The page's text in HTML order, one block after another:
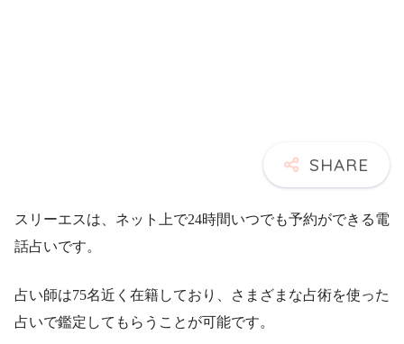
スリーエスは、ネット上で24時間いつでも予約ができる電
話占いです。
占い師は75名近く在籍しており、さまざまな占術を使った
占いで鑑定してもらうことが可能です。